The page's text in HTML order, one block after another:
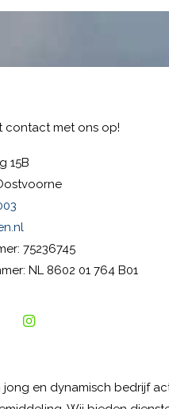
contact met ons op!
15B
75236745
NL 8602 01 764 B01
jong en dynamisch bedrijf